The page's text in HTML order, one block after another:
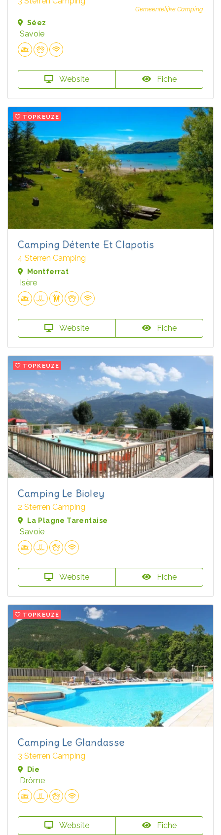
Gemeentelijke Camping
Séez
Savoie
Website Fiche
TOPKEUZE
Camping Détente Et Clapotis
4 Sterren Camping
Montferrat
Isère
Website Fiche
TOPKEUZE
Camping Le Bioley
2 Sterren Camping
La Plagne Tarentaise
Savoie
Website Fiche
TOPKEUZE
Camping Le Glandasse
3 Sterren Camping
Die
Drôme
Website Fiche